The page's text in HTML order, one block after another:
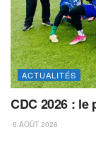
ACTUALITÉS
CDC 2026 :
6 AOÛT 2026